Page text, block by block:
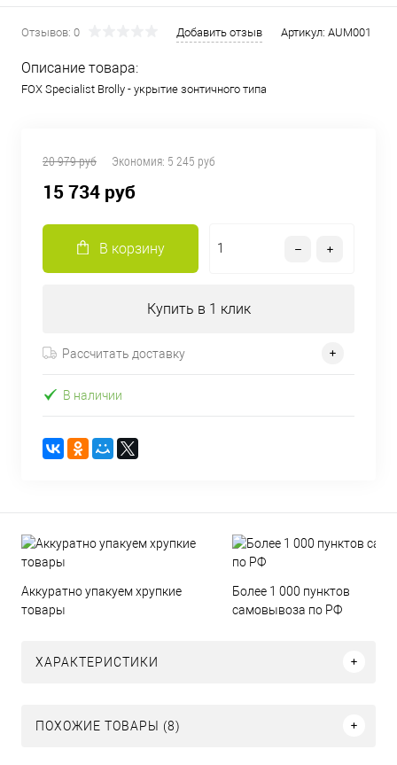
Отзывов: 0 Добавить отзыв Артикул: AUM001
Описание товара:
FOX Specialist Brolly - укрытие зонтичного типа
20 979 руб Экономия: 5 245 руб
15 734 руб
В корзину
Купить в 1 клик
Рассчитать доставку
В наличии
Аккуратно упакуем хрупкие
товары
Более 1 000 пунктов
самовывоза по РФ
ХАРАКТЕРИСТИКИ
ПОХОЖИЕ ТОВАРЫ (8)